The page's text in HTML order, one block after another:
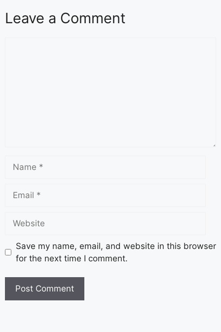
Leave a Comment
Save my name, email, and website in this browser
for the next time I comment.